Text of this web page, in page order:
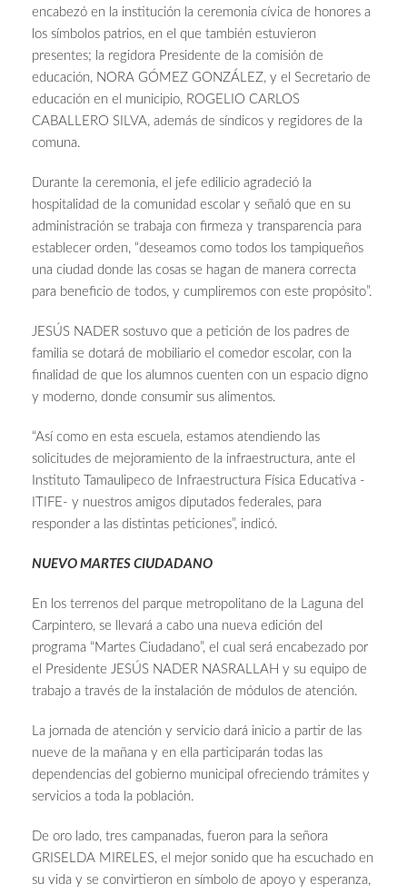
encabezó en la institución la ceremonia cívica de honores a
los símbolos patrios, en el que también estuvieron
presentes; la regidora Presidente de la comisión de
educación, NORA GÓMEZ GONZÁLEZ, y el Secretario de
educación en el municipio, ROGELIO CARLOS
CABALLERO SILVA, además de síndicos y regidores de la
comuna.
Durante la ceremonia, el jefe edilicio agradeció la
hospitalidad de la comunidad escolar y señaló que en su
administración se trabaja con firmeza y transparencia para
establecer orden, “deseamos como todos los tampiqueños
una ciudad donde las cosas se hagan de manera correcta
para beneficio de todos, y cumpliremos con este propósito”.
JESÚS NADER sostuvo que a petición de los padres de
familia se dotará de mobiliario el comedor escolar, con la
finalidad de que los alumnos cuenten con un espacio digno
y moderno, donde consumir sus alimentos.
“Así como en esta escuela, estamos atendiendo las
solicitudes de mejoramiento de la infraestructura, ante el
Instituto Tamaulipeco de Infraestructura Física Educativa -
ITIFE- y nuestros amigos diputados federales, para
responder a las distintas peticiones”, indicó.
NUEVO MARTES CIUDADANO
En los terrenos del parque metropolitano de la Laguna del
Carpintero, se llevará a cabo una nueva edición del
programa “Martes Ciudadano”, el cual será encabezado por
el Presidente JESÚS NADER NASRALLAH y su equipo de
trabajo a través de la instalación de módulos de atención.
La jornada de atención y servicio dará inicio a partir de las
nueve de la mañana y en ella participarán todas las
dependencias del gobierno municipal ofreciendo trámites y
servicios a toda la población.
De oro lado, tres campanadas, fueron para la señora
GRISELDA MIRELES, el mejor sonido que ha escuchado en
su vida y se convirtieron en símbolo de apoyo y esperanza,